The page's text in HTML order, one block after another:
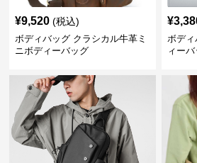
¥9,520 (税込)
ボディバッグ クラシカル牛革ミ
ニボディーバッグ
¥
ボデ
ィー